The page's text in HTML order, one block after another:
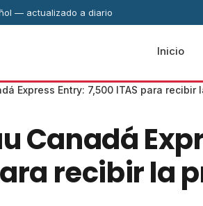
— actualizado a diario
Inicio
Express Entry: 7,500 ITAS para recibir
Canadá
recibir la